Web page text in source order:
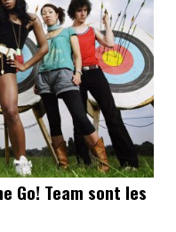
Go! Team sont les